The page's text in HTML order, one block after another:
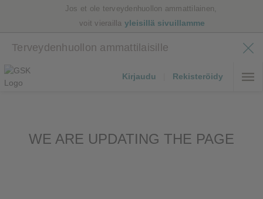
Jos et ole terveydenhuollon ammattilainen,
voit vierailla yleisillä sivuillamme
Terveydenhuollon ammattilaisille
Kirjaudu Rekisteröidy
WE ARE UPDATING THE PAGE